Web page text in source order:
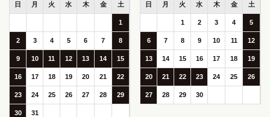
日 月 火 水 木 金 土
1
2 3 4 5 6 7 8
9 10 11 12 13 14 15
16 17 18 19 20 21 22
23 24 25 26 27 28 29
30 31
日 月 火 水 木 金 土
1 2 3 4 5
6 7 8 9 10 11 12
13 14 15 16 17 18 19
20 21 22 23 24 25 26
27 28 29 30